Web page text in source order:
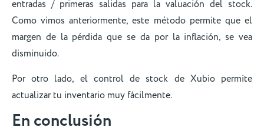
entradas / primeras salidas para la valuación del stock.
Como vimos anteriormente, este método permite que el
margen de la pérdida que se da por la inflación, se vea
disminuido.
Por otro lado, el control de stock de Xubio permite
actualizar tu inventario muy fácilmente.
En conclusión